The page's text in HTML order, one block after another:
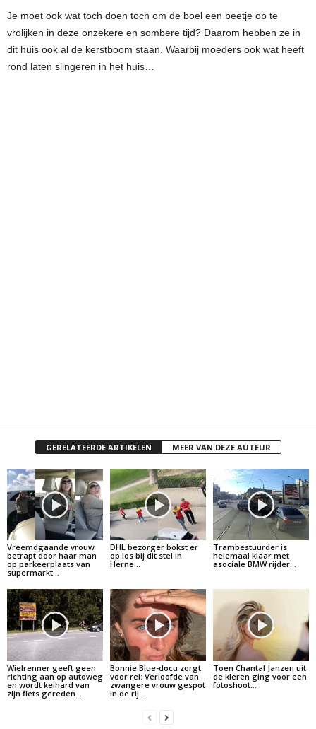
Je moet ook wat toch doen toch om de boel een beetje op te
vrolijken in deze onzekere en sombere tijd? Daarom hebben ze in
dit huis ook al de kerstboom staan. Waarbij moeders ook wat heeft
rond laten slingeren in het huis…
GERELATEERDE ARTIKELEN MEER VAN DEZE AUTEUR
Vreemdgaande vrouw
betrapt door haar man
op parkeerplaats van
supermarkt…
DHL bezorger bokst er
op los bij dit stel in
Herne…
Trambestuurder is
helemaal klaar met
asociale BMW rijder…
Wielrenner geeft geen
richting aan op autoweg
en wordt keihard van
zijn fiets gereden…
Bonnie Blue-docu zorgt
voor rel: Verloofde van
zwangere vrouw gespot
in de rij…
Toen Chantal Janzen uit
de kleren ging voor een
fotoshoot…